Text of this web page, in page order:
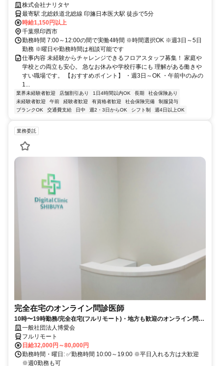
中！男女活躍中！
株式会社ナリタヤ
最寄駅 北総鉄道北総線 印旛日本医大駅 徒歩で5分
時給1,150円以上
千葉県印西市
勤務時間 7:00～12:00の間で実働4時間 ※時間選択OK ※週3日～5日
勤務 ※曜日や勤務時間は相談可能です
仕事内容 未経験からチャレンジできるフロアスタッフ募集！ 家庭や
学校との両立も安心。 急なお休みや学校行事にも 理解がある働きや
すい職場です。 【おすすめポイント】 ・週3日～OK ・午前中のみの
1...
業界未経験者歓迎 店舗割引あり 1日4時間以内OK 長期
社会保険あり
未経験者歓迎
午前 経験者歓迎 有資格者歓迎 社会保険完備
制服貸与
ブランクOK
交通費支給 日中 週2・3日からOK シフト制 週4日以上OK
業務委託
完全在宅のオンライン問診医師
10時〜19時勤務/完全在宅(フルリモート)・地方も歓迎のオンライン問診
業務一般社団法人博愛会
フルリモート
日給32,000円～80,000円
勤務時間・曜日: ✅勤務時間 10:00～19:00 ※平日入れる方は大歓迎
※週0勤務も可